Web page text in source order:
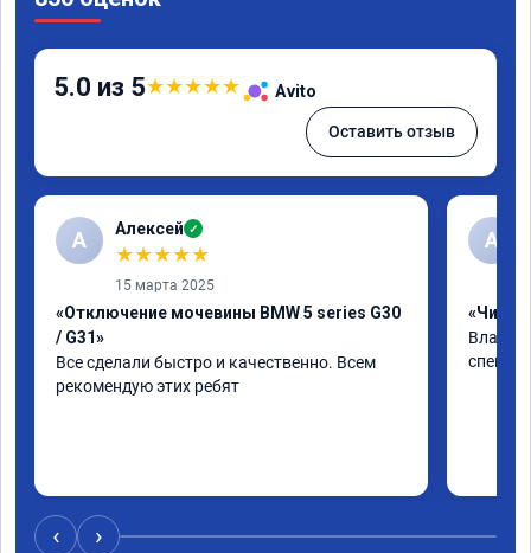
5.0 из 5★★★★★ Avito
Оставить отзыв
А Алексей ✓
★★★★★
15 марта 2025
«Отключение мочевины BMW 5 series G30
/ G31»
Все сделали быстро и качественно. Всем
рекомендую этих ребят
А
«Чип
‹ ›